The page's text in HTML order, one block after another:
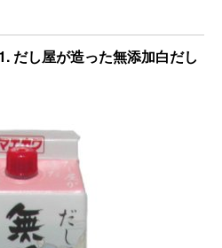
だし屋が造った無添加白だし